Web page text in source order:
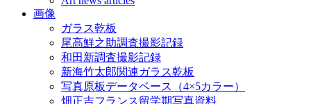
画像
ガラス乾板
尾高鮮之助調査撮影記録
和田新調査撮影記録
新海竹太郎関連ガラス乾板
写真原板データベース（4×5カラー）
畑正吉フランス留学期写真資料